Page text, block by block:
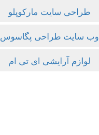
طراحی سایت مارکوپلو
وب سایت طراحی پگاسوس
لوازم آرایشی ای تی ام